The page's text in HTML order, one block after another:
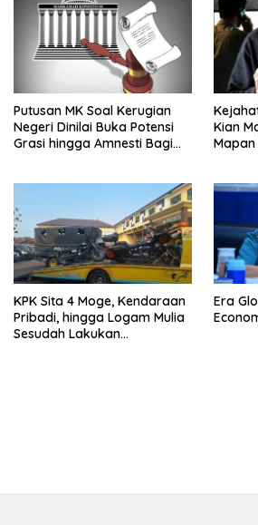
Putusan MK Soal Kerugian
Negeri Dinilai Buka Potensi
Grasi hingga Amnesti Bagi
Kian
KPK Sita 4 Moge, Kendaraan
Pribadi, hingga Logam Mulia
Sesudah Lakukan
Era